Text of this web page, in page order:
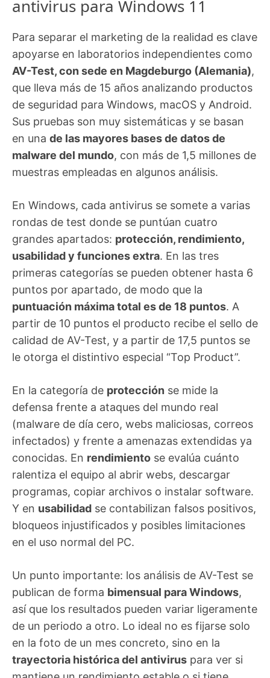
antivirus para Windows 11
Para separar el marketing de la realidad es clave
apoyarse en laboratorios independientes como
AV-Test, con sede en Magdeburgo (Alemania),
que lleva más de 15 años analizando productos
de seguridad para Windows, macOS y Android.
Sus pruebas son muy sistemáticas y se basan
en una de las mayores bases de datos de
malware del mundo, con más de 1,5 millones de
muestras empleadas en algunos análisis.
En Windows, cada antivirus se somete a varias
rondas de test donde se puntúan cuatro
grandes apartados: protección, rendimiento,
usabilidad y funciones extra. En las tres
primeras categorías se pueden obtener hasta 6
puntos por apartado, de modo que la
puntuación máxima total es de 18 puntos. A
partir de 10 puntos el producto recibe el sello de
calidad de AV-Test, y a partir de 17,5 puntos se
le otorga el distintivo especial “Top Product”.
En la categoría de protección se mide la
defensa frente a ataques del mundo real
(malware de día cero, webs maliciosas, correos
infectados) y frente a amenazas extendidas ya
conocidas. En rendimiento se evalúa cuánto
ralentiza el equipo al abrir webs, descargar
programas, copiar archivos o instalar software.
Y en usabilidad se contabilizan falsos positivos,
bloqueos injustificados y posibles limitaciones
en el uso normal del PC.
Un punto importante: los análisis de AV-Test se
publican de forma bimensual para Windows,
así que los resultados pueden variar ligeramente
de un periodo a otro. Lo ideal no es fijarse solo
en la foto de un mes concreto, sino en la
trayectoria histórica del antivirus para ver si